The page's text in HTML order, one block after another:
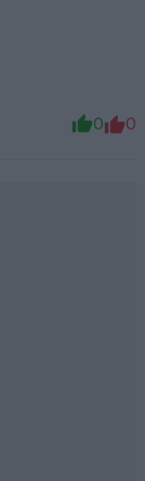
0 0